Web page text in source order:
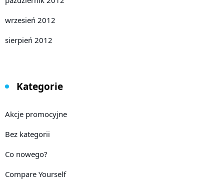
wrzesień 2012
sierpień 2012
Kategorie
Akcje promocyjne
Bez kategorii
Co nowego?
Compare Yourself